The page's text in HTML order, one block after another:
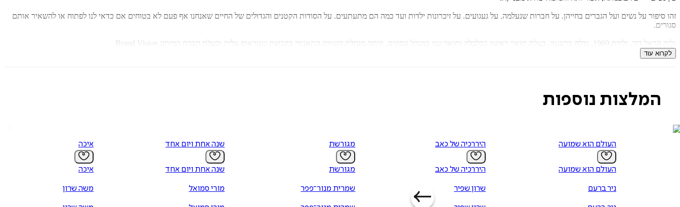
זהו סיפור על נשים ועל הגברים בחייהן. על חברות שנעלמה. על געגועים. על זיכרונות ילדות ועד כמה הם מתעתעים. על הסודות הקטנים והגדולים של החיים שאנחנו אף פעם לא בטוחים אם כדאי לנו לפתוח או להשאיר אותם
סגורים.
גליה הראל דור, ילידת 1969, גדלה ברעננה, בעלת תואר ראשון בכלכלה ותואר שני במנהל עסקים, היתה מנהלת השיווק התאגידי בקבוצת שטראוס עלית ובעלת חברת המיתוג Brand Vision.
היא בלוגרית, בעלת הבלוג "1-life״ בנושאי תרבות ונסיעות, ומצלמת את החיים מלמעלה באמצעות רחפנים. היא נשואה ואם לשלושה.
לקרוא עוד
המלצות נוספות
העולם הוא שמועה
העולם הוא שמועה
ניר ברעם
היררכיה של כאב
היררכיה של כאב
שרון שפיר
מגורשת
מגורשת
שמרית מנור־פפר
שנה אחת ויום אחד
שנה אחת ויום אחד
מורי סמואל
איכה
איכה
משה שרון